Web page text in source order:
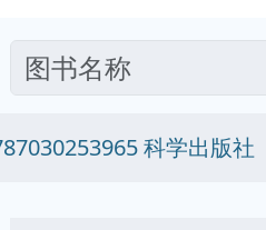
科学出版社